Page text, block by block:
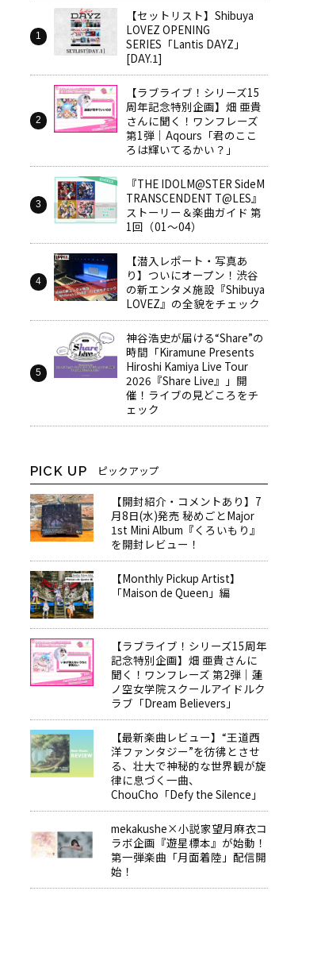
【セットリスト】Shibuya
LOVEZ OPENING
SERIES「Lantis DAYZ」
[DAY.1]
【ラブライブ！シリーズ15
周年記念特別企画】畑 亜貴
さんに聞く！ワンフレーズ
第1弾｜Aqours「君のここ
ろは輝いてるかい？」
『THE IDOLM@STER SideM
TRANSCENDENT T@LES』
ストーリー＆楽曲ガイド 第
1回（01～04）
【潜入レポート・写真あ
り】ついにオープン！渋谷
の新エンタメ施設『Shibuya
LOVEZ』の全貌をチェック
神谷浩史が届ける“Share”の
時間――「Kiramune Presents
Hiroshi Kamiya Live Tour
2026『Share Live』」開
催！ライブの見どころをチ
ェック
PICK UP ピックアップ
【開封紹介・コメントあり】7
月8日(水)発売 秘めごとMajor
1st Mini Album『くろいもり』
を開封レビュー！
【Monthly Pickup Artist】
「Maison de Queen」編
【ラブライブ！シリーズ15周年
記念特別企画】畑 亜貴さんに
聞く！ワンフレーズ 第2弾｜蓮
ノ空女学院スクールアイドルク
ラブ「Dream Believers」
【最新楽曲レビュー】“王道西
洋ファンタジー”を彷彿とさせ
る、壮大で神秘的な世界観が旋
律に息づく一曲、
ChouCho「Defy the Silence」
mekakushe×小説家望月麻衣コ
ラボ企画『遊星標本』が始動！
第一弾楽曲「月面着陸」配信開
始！